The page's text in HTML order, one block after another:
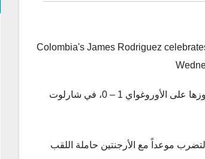
Colombia's James Rodriguez
بلغت كولومبيا المنقوصة نهائي بطولة كوبا أمريكا لكرة القدم، للمرّة الأولى منذ 23 عاماً، بفوزها على الأوروغواي 1 – 0، في شارلوت
كولومبيا الفوز وبطاقة النهائي، بهدف رأسي من جيفرسون ليرما في الدقيقة 39، لتضرب موعداً مع الأرجنتين حاملة اللقب